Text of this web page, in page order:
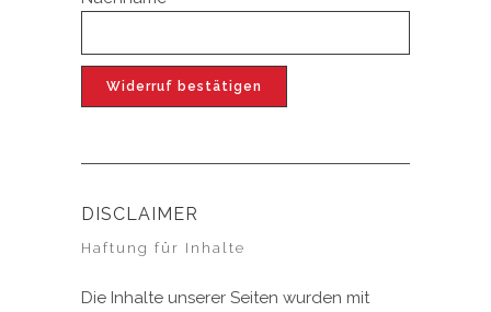
Widerruf bestätigen
DISCLAIMER
Haftung für Inhalte
Die In­hal­te un­se­rer Sei­ten wur­den mit